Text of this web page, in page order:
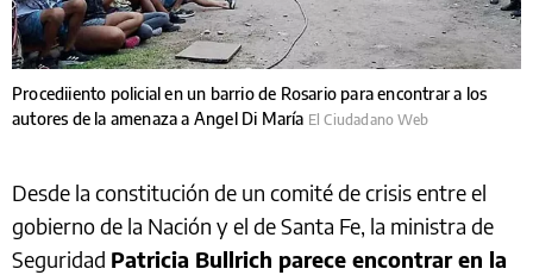
Procediiento policial en un barrio de Rosario para encontrar a los
autores de la amenaza a Angel Di María El Ciudadano Web
Desde la constitución de un comité de crisis entre el
gobierno de la Nación y el de Santa Fe, la ministra de
Seguridad Patricia Bullrich parece encontrar en la